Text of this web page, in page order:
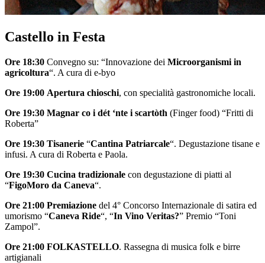
Castello in Festa
Ore 18:30 Convegno su: “Innovazione dei Microorganismi in
agricoltura“. A cura di e-byo
Ore 19:00 Apertura chioschi, con specialità gastronomiche locali.
Ore 19:30 Magnar co i dét ‘nte i scartòth (Finger food) “Fritti di
Roberta”
Ore 19:30 Tisanerie “Cantina Patriarcale“. Degustazione tisane e
infusi. A cura di Roberta e Paola.
Ore 19:30 Cucina tradizionale con degustazione di piatti al
“FigoMoro da Caneva“.
Ore 21:00 Premiazione del 4° Concorso Internazionale di satira ed
umorismo “Caneva Ride“, “In Vino Veritas?” Premio “Toni
Zampol”.
Ore 21:00 FOLKASTELLO. Rassegna di musica folk e birre
artigianali